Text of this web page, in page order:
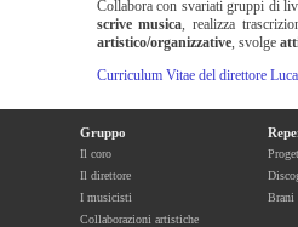
Collabora con svariati gruppi di
scrive musica, realizza
artistico/organizzative, svolge
Curriculum Vitae del direttore
Gruppo
Il coro
Il direttore
I musicisti
Collaborazioni artistiche
Brani